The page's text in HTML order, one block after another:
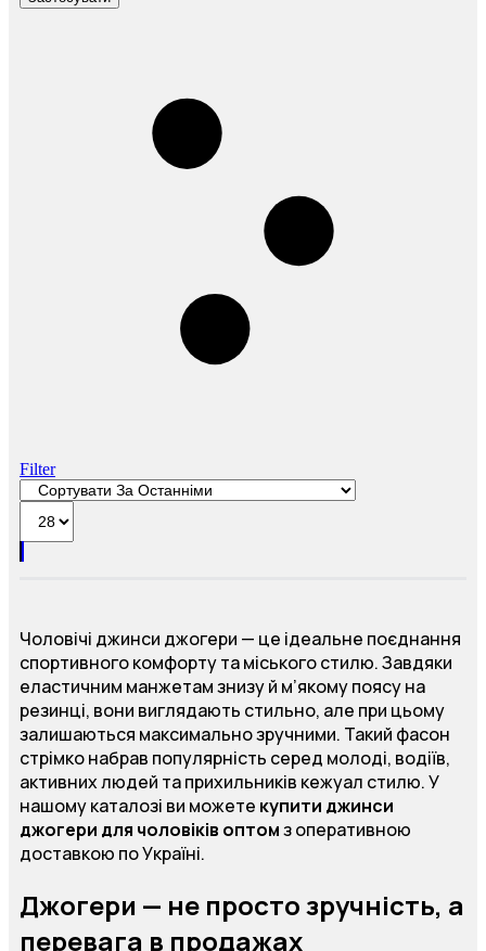
Filter
Чоловічі джинси джогери — це ідеальне поєднання
спортивного комфорту та міського стилю. Завдяки
еластичним манжетам знизу й м’якому поясу на
резинці, вони виглядають стильно, але при цьому
залишаються максимально зручними. Такий фасон
стрімко набрав популярність серед молоді, водіїв,
активних людей та прихильників кежуал стилю. У
нашому каталозі ви можете купити джинси
джогери для чоловіків оптомз оперативною
доставкою по Україні.
Джогери — не просто зручність, а
перевага в продажах